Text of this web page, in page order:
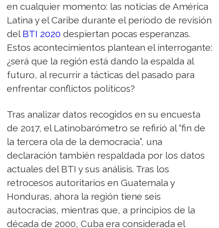
en cualquier momento: las noticias de América
Latina y el Caribe durante el período de revisión
del BTI 2020 despiertan pocas esperanzas.
Estos acontecimientos plantean el interrogante:
¿será que la región está dando la espalda al
futuro, al recurrir a tácticas del pasado para
enfrentar conflictos políticos?
Tras analizar datos recogidos en su encuesta
de 2017, el Latinobarómetro se refirió al “fin de
la tercera ola de la democracia”, una
declaración también respaldada por los datos
actuales del BTI y sus análisis. Tras los
retrocesos autoritarios en Guatemala y
Honduras, ahora la región tiene seis
autocracias, mientras que, a principios de la
década de 2000, Cuba era considerada el